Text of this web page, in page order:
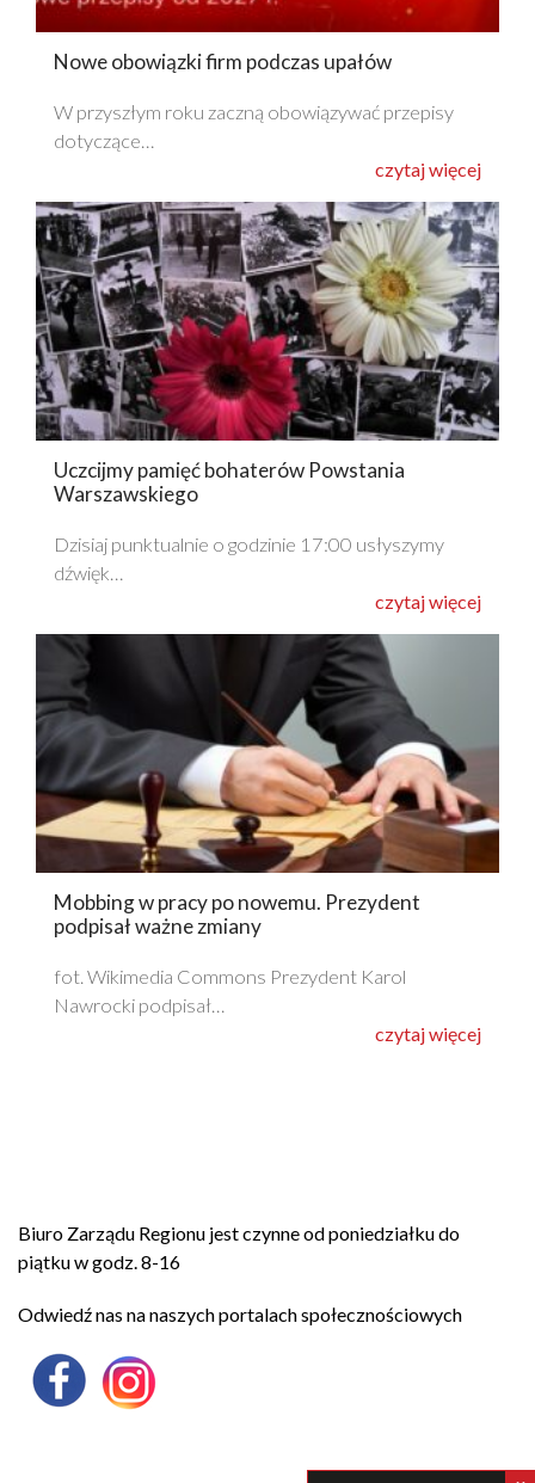
Nowe obowiązki firm podczas upałów
W przyszłym roku zaczną obowiązywać przepisy
dotyczące…
czytaj więcej
Uczcijmy pamięć bohaterów Powstania
Warszawskiego
Dzisiaj punktualnie o godzinie 17:00 usłyszymy
dźwięk…
czytaj więcej
Mobbing w pracy po nowemu. Prezydent
podpisał ważne zmiany
fot. Wikimedia Commons Prezydent Karol
Nawrocki podpisał…
czytaj więcej
Biuro Zarządu Regionu jest czynne od poniedziałku do
piątku w godz. 8-16
Odwiedź nas na naszych portalach społecznościowych